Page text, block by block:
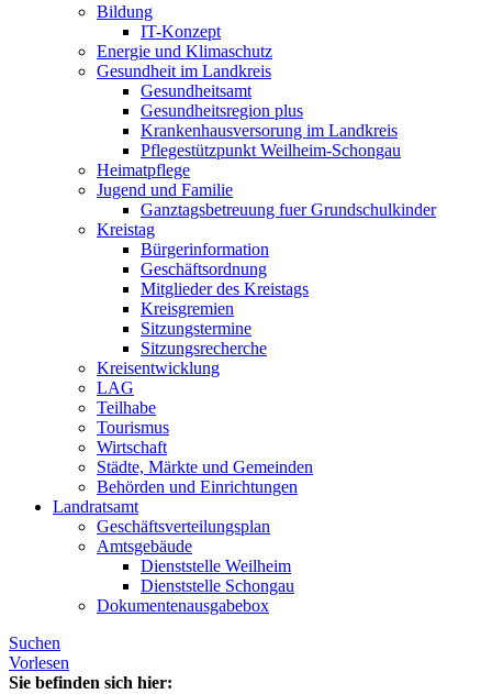
Bildung
IT-Konzept
Energie und Klimaschutz
Gesundheit im Landkreis
Gesundheitsamt
Gesundheitsregion plus
Krankenhausversorung im Landkreis
Pflegestützpunkt Weilheim-Schongau
Heimatpflege
Jugend und Familie
Ganztagsbetreuung fuer Grundschulkinder
Kreistag
Bürgerinformation
Geschäftsordnung
Mitglieder des Kreistags
Kreisgremien
Sitzungstermine
Sitzungsrecherche
Kreisentwicklung
LAG
Teilhabe
Tourismus
Wirtschaft
Städte, Märkte und Gemeinden
Behörden und Einrichtungen
Landratsamt
Geschäftsverteilungsplan
Amtsgebäude
Dienststelle Weilheim
Dienststelle Schongau
Dokumentenausgabebox
Suchen
Vorlesen
Sie befinden sich hier: